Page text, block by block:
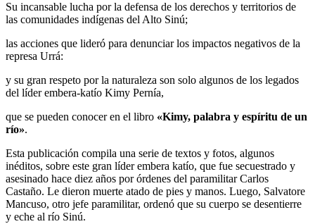
Su incansable lucha por la defensa de los derechos y territorios de
las comunidades indígenas del Alto Sinú;
las acciones que lideró para denunciar los impactos negativos de la
represa Urrá:
y su gran respeto por la naturaleza son solo algunos de los legados
del líder embera-katío Kimy Pernía,
que se pueden conocer en el libro «Kimy, palabra y espíritu de un
río».
Esta publicación compila una serie de textos y fotos, algunos
inéditos, sobre este gran líder embera katío, que fue secuestrado y
asesinado hace diez años por órdenes del paramilitar Carlos
Castaño. Le dieron muerte atado de pies y manos. Luego, Salvatore
Mancuso, otro jefe paramilitar, ordenó que su cuerpo se desentierre
y eche al río Sinú.